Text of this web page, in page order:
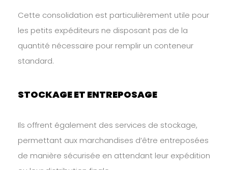
Cette consolidation est particulièrement utile pour
les petits expéditeurs ne disposant pas de la
quantité nécessaire pour remplir un conteneur
standard.
STOCKAGE ET ENTREPOSAGE
Ils offrent également des services de stockage,
permettant aux marchandises d’être entreposées
de manière sécurisée en attendant leur expédition